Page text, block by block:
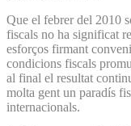
Que el febrer del 2010
fiscals no ha significat
esforços firmant
condicions fiscals
al final el resultat
molta gent un paradís
internacionals.